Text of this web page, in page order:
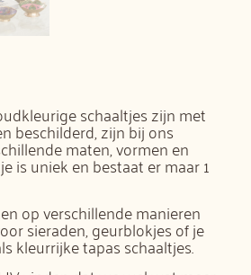
schaaltjes zijn met
beschilderd, zijn bij ons
maten, vormen en
is uniek en bestaat er maar 1
op verschillende manieren
sieraden, geurblokjes of je
kleurrijke tapas schaaltjes.